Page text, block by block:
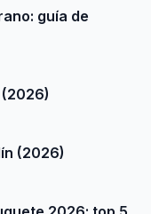
guía de
(2026)